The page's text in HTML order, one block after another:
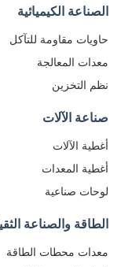
الكيميائية
مقاومة للتآكل
المعالجة
التخزين
الآلات
الآلات
المعدات
صناعية
والصناعة الثقيلة
محطات الطاقة